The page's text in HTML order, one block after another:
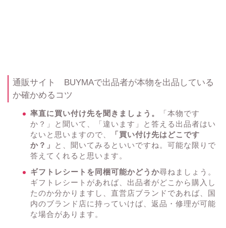
通販サイト BUYMAで出品者が本物を出品している
か確かめるコツ
率直に買い付け先を聞きましょう。
「本物です
か？」と聞いて、「違います」と答える出品者はい
ないと思いますので、
「買い付け先はどこです
か？」
と、聞いてみるといいですね。可能な限りで
答えてくれると思います。
ギフトレシートを同梱可能かどうか尋ねましょう。
ギフトレシートがあれば、出品者がどこから購入し
たのか分かりますし、直営店ブランドであれば、国
内のブランド店に持っていけば、返品・修理が可能
な場合があります。